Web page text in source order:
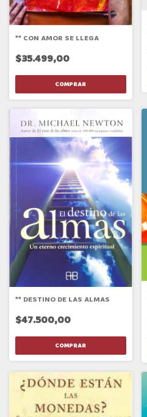
** CON AMOR SE LLEGA
$35.499,00
** DESTINO DE LAS ALMAS
$47.500,00